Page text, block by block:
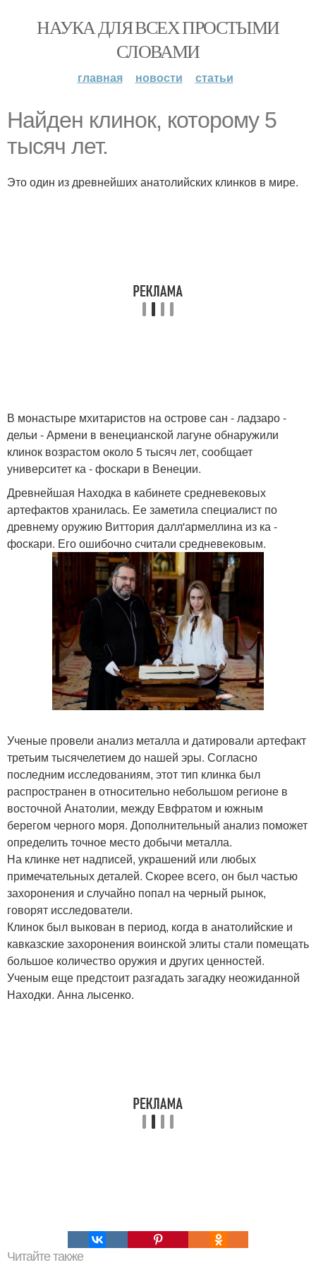
НАУКА ДЛЯ ВСЕХ ПРОСТЫМИ
СЛОВАМИ
главная новости статьи
Найден клинок, которому 5
тысяч лет.
Это один из древнейших анатолийских клинков в мире.
В монастыре мхитаристов на острове сан - ладзаро -
дельи - Армени в венецианской лагуне обнаружили
клинок возрастом около 5 тысяч лет, сообщает
университет ка - фоскари в Венеции.
Древнейшая Находка в кабинете средневековых
артефактов хранилась. Ее заметила специалист по
древнему оружию Виттория далл'армеллина из ка -
фоскари. Его ошибочно считали средневековым.
Ученые провели анализ металла и датировали артефакт
третьим тысячелетием до нашей эры. Согласно
последним исследованиям, этот тип клинка был
распространен в относительно небольшом регионе в
восточной Анатолии, между Евфратом и южным
берегом черного моря. Дополнительный анализ поможет
определить точное место добычи металла.
На клинке нет надписей, украшений или любых
примечательных деталей. Скорее всего, он был частью
захоронения и случайно попал на черный рынок,
говорят исследователи.
Клинок был выкован в период, когда в анатолийские и
кавказские захоронения воинской элиты стали помещать
большое количество оружия и других ценностей.
Ученым еще предстоит разгадать загадку неожиданной
Находки. Анна лысенко.
Читайте также